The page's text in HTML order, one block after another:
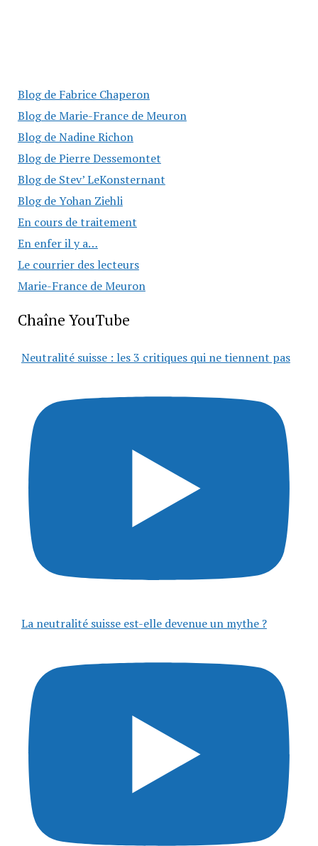
Blog de Fabrice Chaperon
Blog de Marie-France de Meuron
Blog de Nadine Richon
Blog de Pierre Dessemontet
Blog de Stev’ LeKonsternant
Blog de Yohan Ziehli
En cours de traitement
En enfer il y a…
Le courrier des lecteurs
Marie-France de Meuron
Chaîne YouTube
Neutralité suisse : les 3 critiques qui ne tiennent pas
La neutralité suisse est-elle devenue un mythe ?